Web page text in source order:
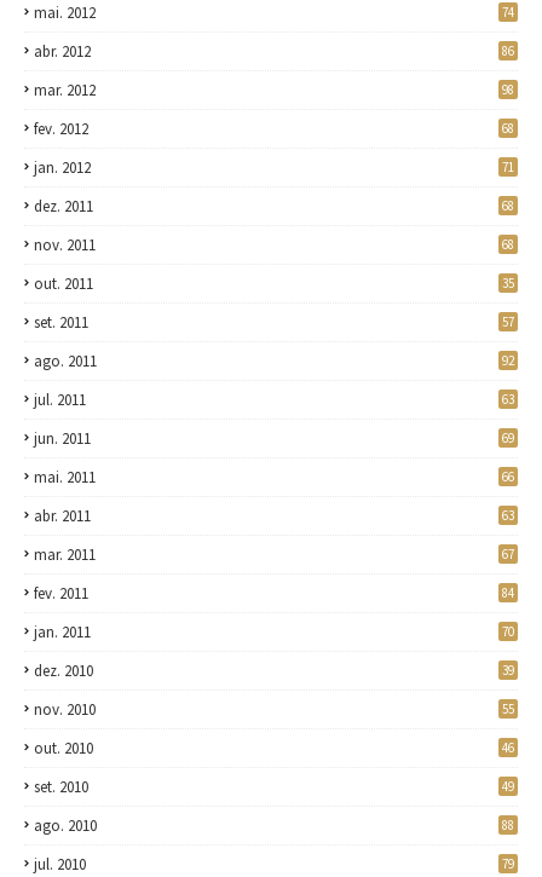
mai. 2012 74
abr. 2012 86
mar. 2012 98
fev. 2012 68
jan. 2012 71
dez. 2011 68
nov. 2011 68
out. 2011 35
set. 2011 57
ago. 2011 92
jul. 2011 63
jun. 2011 69
mai. 2011 66
abr. 2011 63
mar. 2011 67
fev. 2011 84
jan. 2011 70
dez. 2010 39
nov. 2010 55
out. 2010 46
set. 2010 49
ago. 2010 88
jul. 2010 79